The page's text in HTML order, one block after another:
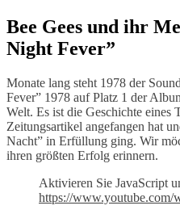
Bee Gees und ihr
Night Fever”
Monate lang steht 1978 der
Fever” 1978 auf Platz 1 der
Welt. Es ist die Geschichte eines
Zeitungsartikel angefangen hat
Nacht” in Erfüllung ging. Wir
ihren größten Erfolg erinnern.
Aktivieren Sie JavaScript
https://www.youtube.com/